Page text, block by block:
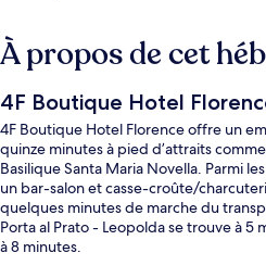
À propos de cet
4F Boutique Hotel
4F Boutique Hotel Florence offre un
quinze minutes à pied d’attraits
Basilique Santa Maria Novella. Parmi
un bar-salon et casse-croûte/
quelques minutes de marche du
Porta al Prato - Leopolda se trouve à 5
à 8 minutes.